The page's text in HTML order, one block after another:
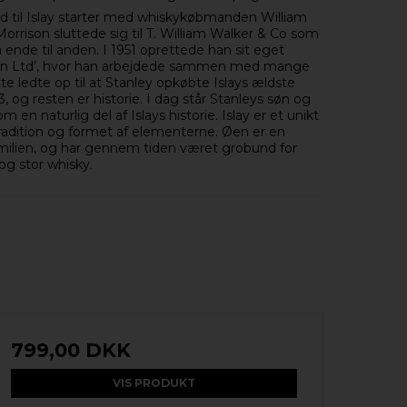
til Islay starter med whiskykøbmanden William
sluttede sig til T. William Walker & Co som
til anden. I 1951 oprettede han sit eget
Ltd’, hvor han arbejdede sammen med mange
ledte op til at Stanley opkøbte Islays ældste
og resten er historie. I dag står Stanleys søn og
en naturlig del af Islays historie. Islay er et unikt
og formet af elementerne. Øen er en
og har gennem tiden været grobund for
stor whisky.
799,00 DKK
VIS PRODUKT